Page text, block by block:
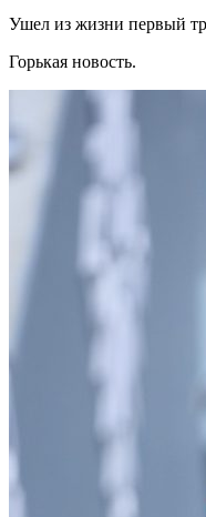
Ушел из жизни первый
Горькая новость.